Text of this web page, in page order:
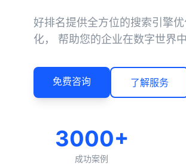
好排名提供全方位的搜索引擎
化， 帮助您的企业在数字世界
免费咨询 了解服务
3000+
成功案例